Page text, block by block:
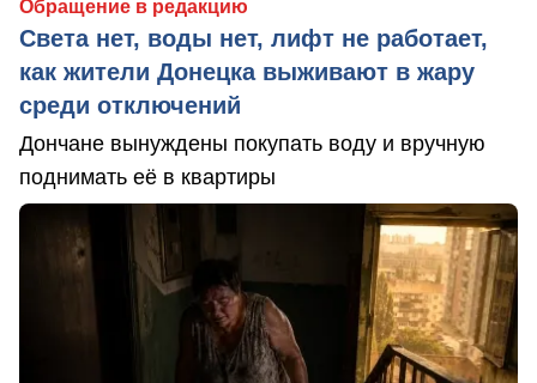
Обращение в редакцию
Света нет, воды нет, лифт не работает,
как жители Донецка выживают в жару
среди отключений
Дончане вынуждены покупать воду и вручную
поднимать её в квартиры